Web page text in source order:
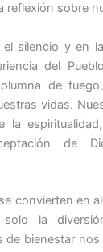
reflexión sobre
silencio y en
del
de
vidas.
la
de
convierten en
solo la
de bienestar nos